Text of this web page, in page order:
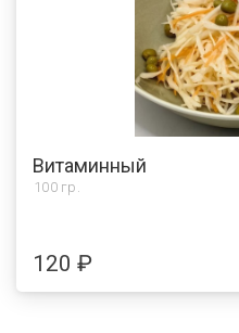
Витаминный
100 гр.
120 ₽